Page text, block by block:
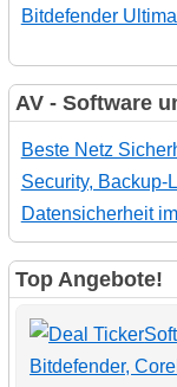
Bitdefender
AV - Software
Beste Netz
Security, Backup-
Datensicherheit
Top Angebote!
Bitdefender,